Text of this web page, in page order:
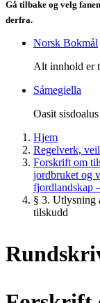
Gå tilbake og velg
derfra.
Norsk Bokmål
Alt innhold er
Sámegiella
Oasit
Hjem
Regelverk,
Forskrift om
jordbruket og
fjordlandskap
§ 3. Utlysning
tilskudd